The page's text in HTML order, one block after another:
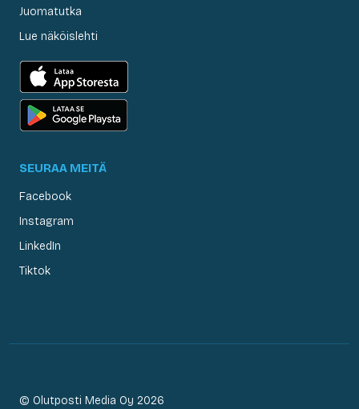
Juomatutka
Lue näköislehti
SEURAA MEITÄ
Facebook
Instagram
LinkedIn
Tiktok
© Olutposti Media Oy 2026